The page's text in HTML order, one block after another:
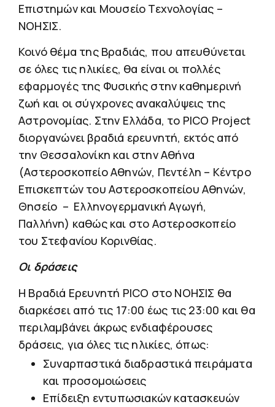
Επιστημών και Μουσείο Τεχνολογίας –
ΝΟΗΣΙΣ.
Κοινό θέμα της Βραδιάς, που απευθύνεται
σε όλες τις ηλικίες, θα είναι οι πολλές
εφαρμογές της Φυσικής στην καθημερινή
ζωή και οι σύγχρονες ανακαλύψεις της
Αστρονομίας. Στην Ελλάδα, το PICO Project
διοργανώνει βραδιά ερευνητή, εκτός από
την Θεσσαλονίκη και στην Αθήνα
(Αστεροσκοπείο Αθηνών, Πεντέλη – Κέντρο
Επισκεπτών του Αστεροσκοπείου Αθηνών,
Θησείο – Ελληνογερμανική Αγωγή,
Παλλήνη) καθώς και στο Αστεροσκοπείο
του Στεφανίου Κορινθίας.
Οι δράσεις
Η Βραδιά Ερευνητή PICO στο ΝΟΗΣΙΣ θα
διαρκέσει από τις 17:00 έως τις 23:00 και θα
περιλαμβάνει άκρως ενδιαφέρουσες
δράσεις, για όλες τις ηλικίες, όπως:
Συναρπαστικά διαδραστικά πειράματα
και προσομοιώσεις
Επίδειξη εντυπωσιακών κατασκευών